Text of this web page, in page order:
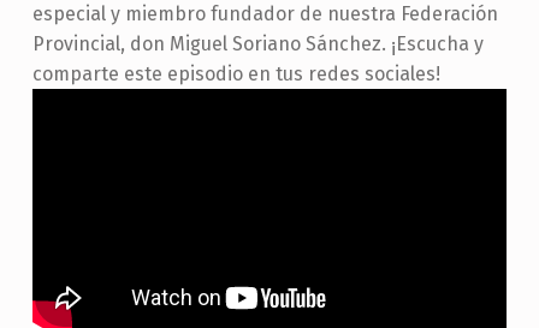
especial y miembro fundador de nuestra Federación
Provincial, don Miguel Soriano Sánchez. ¡Escucha y
comparte este episodio en tus redes sociales!